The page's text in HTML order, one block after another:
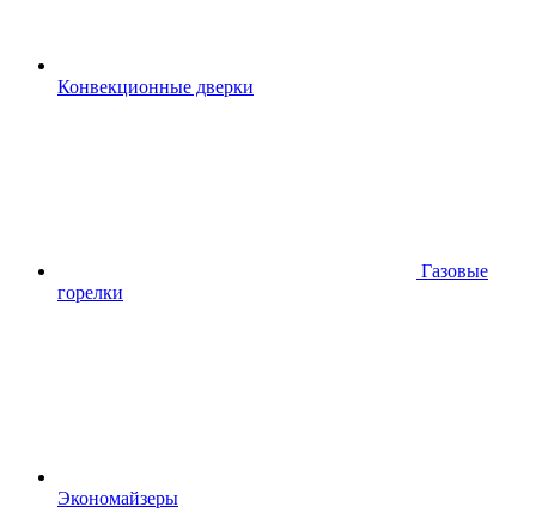
Конвекционные дверки
Газовые
горелки
Экономайзеры